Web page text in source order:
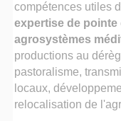
compétences utiles
expertise de pointe
agrosystèmes
productions au
pastoralisme,
locaux,
relocalisation de